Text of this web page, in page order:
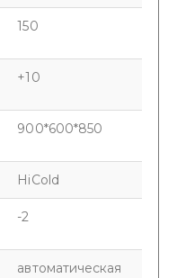
150
+10
900*600*850
HiCold
-2
автоматическая